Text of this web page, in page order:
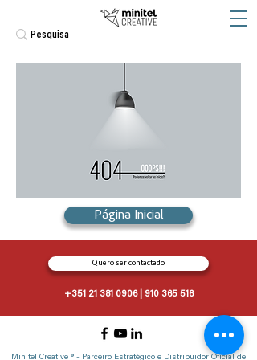
Página Inicial
Quero ser contactado
+351 21 381 0906| 910 365 516
Minitel Creative ® - Parceiro Estratégico e Distribuidor Oficial de